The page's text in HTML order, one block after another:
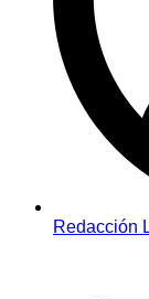
Redacción